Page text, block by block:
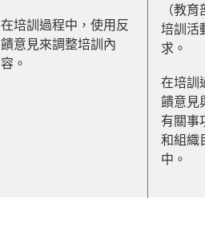
在培訓過程中，使用反
饋意見來調整培訓內
容。
（教
培訓活
求。
在培訓
饋意見
有關事
和組織
中。